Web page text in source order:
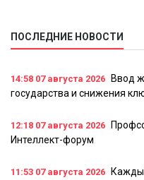
ПОСЛЕДНИЕ НОВОСТИ
14:58 07 августа 2026
Ввод
государства и снижения
12:18 07 августа 2026
Интеллект-форум
11:53 07 августа 2026